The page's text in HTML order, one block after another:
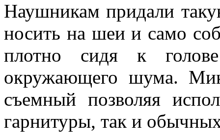
Наушникам придали
носить на шеи и само
плотно сидя к
окружающего шума.
съемный позволяя
гарнитуры, так и